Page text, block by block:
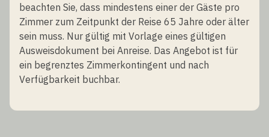
beachten Sie, dass mindestens einer der Gäste pro
Zimmer zum Zeitpunkt der Reise 65 Jahre oder älter
sein muss. Nur gültig mit Vorlage eines gültigen
Ausweisdokument bei Anreise. Das Angebot ist für
ein begrenztes Zimmerkontingent und nach
Verfügbarkeit buchbar.